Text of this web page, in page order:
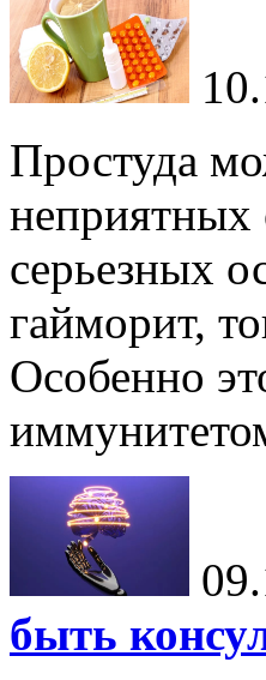
Простуда
неприятных
серьезных
гайморит,
Особенно
быть